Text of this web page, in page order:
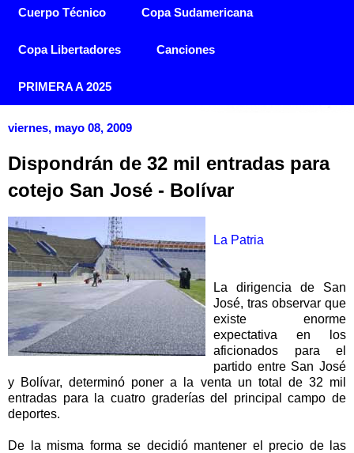
Cuerpo Técnico Copa Sudamericana
Copa Libertadores Canciones
PRIMERA A 2025
viernes, mayo 08, 2009
Dispondrán de 32 mil entradas para
cotejo San José - Bolívar
La Patria
La dirigencia de San
José, tras observar que
existe enorme
expectativa en los
aficionados para el
partido entre San José
y Bolívar, determinó poner a la venta un total de 32 mil
entradas para la cuatro graderías del principal campo de
deportes.
De la misma forma se decidió mantener el precio de las